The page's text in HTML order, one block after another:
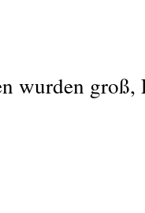
wurden groß,